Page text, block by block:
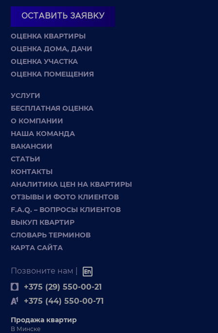
ОСТАВИТЬ ЗАЯВКУ
ОЦЕНКА КВАРТИРЫ
ОЦЕНКА ДОМА, ДАЧИ
ОЦЕНКА УЧАСТКА
ОЦЕНКА ПОМЕЩЕНИЯ
УСЛУГИ
БЕСПЛАТНАЯ ОЦЕНКА
О КОМПАНИИ
НАША КОМАНДА
ВАКАНСИИ
СТАТЬИ
КОНТАКТЫ
АНАЛИТИКА ЦЕН НА КВАРТИРЫ
ОТЗЫВЫ И ФОТО КЛИЕНТОВ
F.A.Q. – ВОПРОСЫ КЛИЕНТОВ
ВЫКУП КВАРТИР
СЛОВАРЬ ТЕРМИНОВ
КАРТА САЙТА
Позвоните нам |
+375 (29) 550-00-21
+375 (44) 550-00-71
Продажа квартир
В Минске